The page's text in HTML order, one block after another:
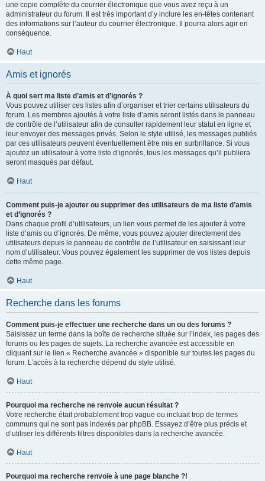
une copie complète du courrier électronique que vous avez reçu à un
administrateur du forum. Il est très important d’y inclure les en-têtes contenant
des informations sur l’auteur du courrier électronique. Il pourra alors agir en
conséquence.
Haut
Amis et ignorés
À quoi sert ma liste d’amis et d’ignorés ?
Vous pouvez utiliser ces listes afin d’organiser et trier certains utilisateurs du
forum. Les membres ajoutés à votre liste d’amis seront listés dans le panneau
de contrôle de l’utilisateur afin de consulter rapidement leur statut en ligne et
leur envoyer des messages privés. Selon le style utilisé, les messages publiés
par ces utilisateurs peuvent éventuellement être mis en surbrillance. Si vous
ajoutez un utilisateur à votre liste d’ignorés, tous les messages qu’il publiera
seront masqués par défaut.
Haut
Comment puis-je ajouter ou supprimer des utilisateurs de ma liste d’amis
et d’ignorés ?
Dans chaque profil d’utilisateurs, un lien vous permet de les ajouter à votre
liste d’amis ou d’ignorés. De même, vous pouvez ajouter directement des
utilisateurs depuis le panneau de contrôle de l’utilisateur en saisissant leur
nom d’utilisateur. Vous pouvez également les supprimer de vos listes depuis
cette même page.
Haut
Recherche dans les forums
Comment puis-je effectuer une recherche dans un ou des forums ?
Saisissez un terme dans la boîte de recherche située sur l’index, les pages des
forums ou les pages de sujets. La recherche avancée est accessible en
cliquant sur le lien « Recherche avancée » disponible sur toutes les pages du
forum. L’accès à la recherche dépend du style utilisé.
Haut
Pourquoi ma recherche ne renvoie aucun résultat ?
Votre recherche était probablement trop vague ou incluait trop de termes
communs qui ne sont pas indexés par phpBB. Essayez d’être plus précis et
d’utiliser les différents filtres disponibles dans la recherche avancée.
Haut
Pourquoi ma recherche renvoie à une page blanche ?!